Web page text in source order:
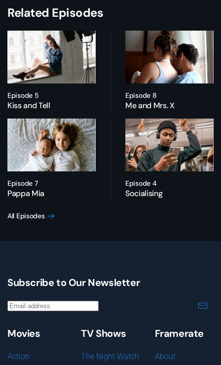
Related Episodes
Episode 5
Kiss and Tell
Episode 8
Me and Mrs. X
Episode 7
Pappa Mia
Episode 4
Socialising
All Episodes
Subscribe to Our Newsletter
Movies
Action
TV Shows
The Night Watch
Framerate
About